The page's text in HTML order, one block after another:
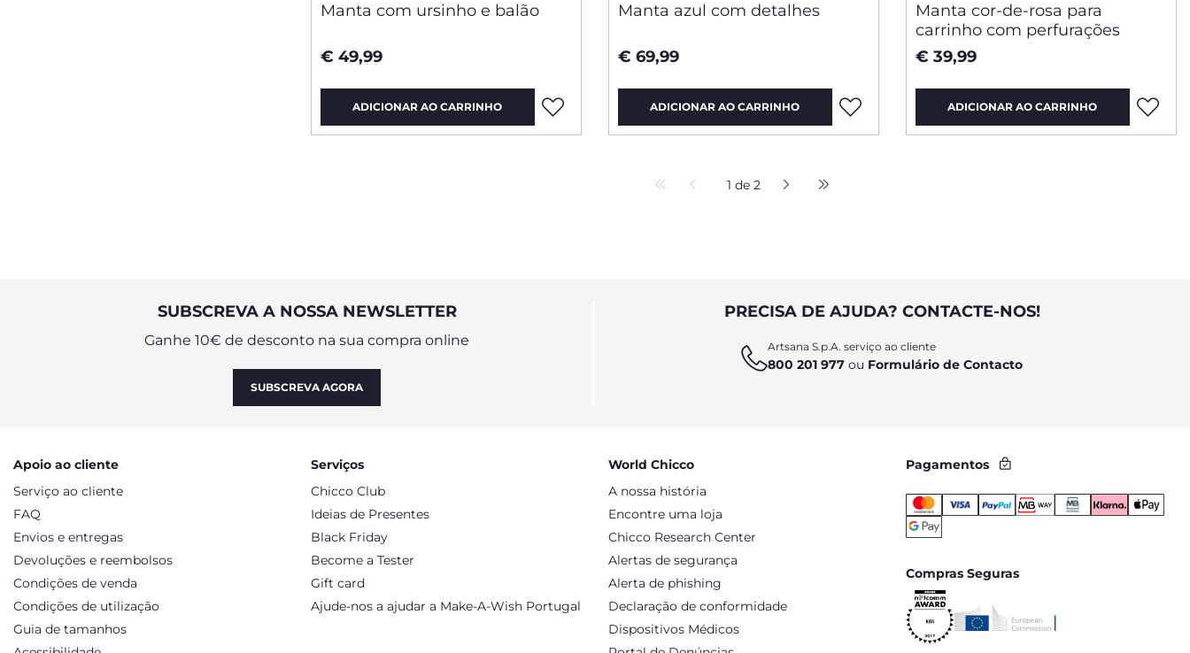
Manta com ursinho e balão
€ 49,99
ADICIONAR AO CARRINHO
Manta azul com detalhes
€ 69,99
ADICIONAR AO CARRINHO
Manta cor-de-rosa para
carrinho com perfurações
€ 39,99
ADICIONAR AO CARRINHO
1 de 2
SUBSCREVA A NOSSA NEWSLETTER
Ganhe 10€ de desconto na sua compra online
SUBSCREVA AGORA
PRECISA DE AJUDA? CONTACTE-NOS!
Artsana S.p.A. serviço ao cliente
800 201 977ou Formulário de Contacto
Apoio ao cliente
Serviço ao cliente
FAQ
Envios e entregas
Devoluções e reembolsos
Condições de venda
Condições de utilização
Guia de tamanhos
Serviços
Chicco Club
Ideias de Presentes
Black Friday
Become a Tester
Gift card
Ajude-nos a ajudar a Make-A-Wish Portugal
World Chicco
A nossa história
Encontre uma loja
Chicco Research Center
Alertas de segurança
Alerta de phishing
Declaração de conformidade
Dispositivos Médicos
Pagamentos
Compras Seguras